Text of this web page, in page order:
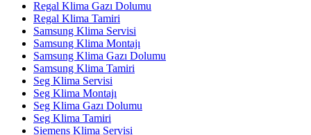
Regal Klima Gazı Dolumu
Regal Klima Tamiri
Samsung Klima Servisi
Samsung Klima Montajı
Samsung Klima Gazı Dolumu
Samsung Klima Tamiri
Seg Klima Servisi
Seg Klima Montajı
Seg Klima Gazı Dolumu
Seg Klima Tamiri
Siemens Klima Servisi